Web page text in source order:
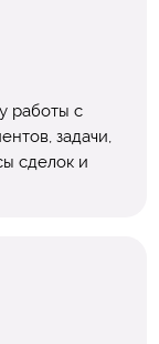
работы с
задачи,
сделок и